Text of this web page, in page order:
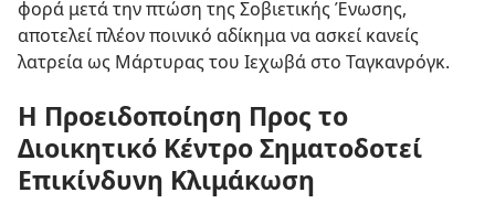
φορά μετά την πτώση της Σοβιετικής Ένωσης,
αποτελεί πλέον ποινικό αδίκημα να ασκεί κανείς
λατρεία ως Μάρτυρας του Ιεχωβά στο Ταγκανρόγκ.
Η Προειδοποίηση Προς το
Διοικητικό Κέντρο Σηματοδοτεί
Επικίνδυνη Κλιμάκωση